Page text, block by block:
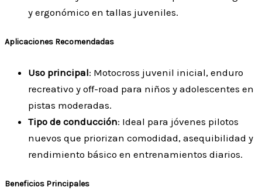
y ergonómico en tallas juveniles.
Aplicaciones Recomendadas
Uso principal: Motocross juvenil inicial, enduro
recreativo y off-road para niños y adolescentes en
pistas moderadas.
Tipo de conducción: Ideal para jóvenes pilotos
nuevos que priorizan comodidad, asequibilidad y
rendimiento básico en entrenamientos diarios.
Beneficios Principales